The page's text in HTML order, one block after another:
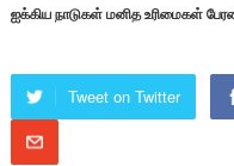
ஐக்கிய நாடுகள் மனித உரிமைகள்
Tweet on Twitter